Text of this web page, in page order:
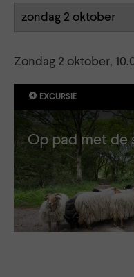
Zondag 2 oktober,
EXCURSIE
Op pad met de